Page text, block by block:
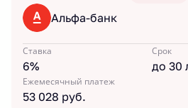
Альфа-банк
Ставка
6%
Срок
до 30
Ежемесячный платеж
53 028 руб.